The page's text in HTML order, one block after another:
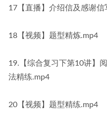
17【直播】介绍信及感谢
18【视频】题型精炼.mp4
19.【综合复习下第10讲】
法精练.mp4
20【视频】题型精练.mp4